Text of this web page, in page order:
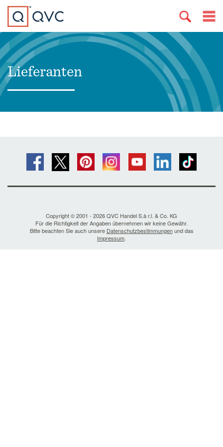
Lieferanten
Copyright © 2001 - 2026 QVC Handel S.à r.l. & Co. KG
Für die Richtigkeit der Angaben übernehmen wir keine Gewähr.
Bitte beachten Sie auch unsere Datenschutzbestimmungenund das
Impressum.